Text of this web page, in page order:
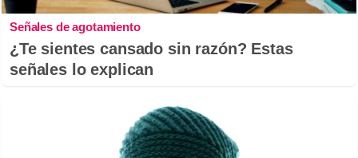
Señales de agotamiento
¿Te sientes cansado sin razón? Estas
señales lo explican